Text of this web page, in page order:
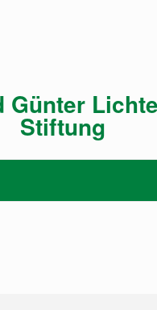
Günter
Stiftung